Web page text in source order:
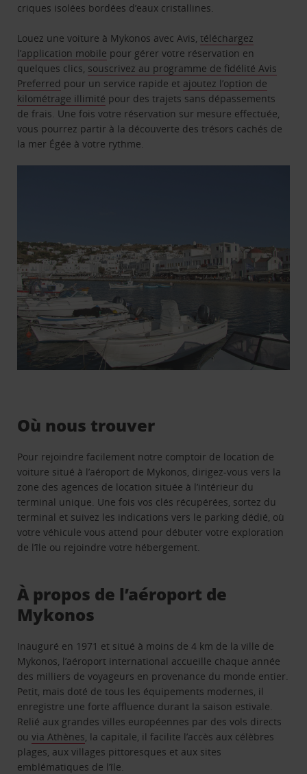
criques isolées bordées d’eaux cristallines.
Louez une voiture à Mykonos avec Avis,téléchargez
l’application mobile pour gérer votre réservation en
quelques clics, souscrivez au programme de fidélité Avis
Preferred pour un service rapide et ajoutez l’option de
kilométrage illimité pour des trajets sans dépassements
de frais. Une fois votre réservation sur mesure effectuée,
vous pourrez partir à la découverte des trésors cachés de
la mer Égée à votre rythme.
Où nous trouver
Pour rejoindre facilement notre comptoir de location de
voiture situé à l’aéroport de Mykonos, dirigez-vous vers la
zone des agences de location située à l’intérieur du
terminal unique. Une fois vos clés récupérées, sortez du
terminal et suivez les indications vers le parking dédié, où
votre véhicule vous attend pour débuter votre exploration
de l’île ou rejoindre votre hébergement.
À propos de l’aéroport de
Mykonos
Inauguré en 1971 et situé à moins de 4 km de la ville de
Mykonos, l’aéroport international accueille chaque année
des milliers de voyageurs en provenance du monde entier.
Petit, mais doté de tous les équipements modernes, il
enregistre une forte affluence durant la saison estivale.
Relié aux grandes villes européennes par des vols directs
ouvia Athènes, la capitale, il facilite l’accès aux célèbres
plages, aux villages pittoresques et aux sites
emblématiques de l’île.